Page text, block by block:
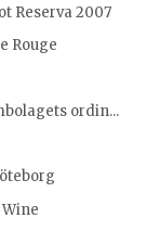
Reserva 2007
Rouge
ordin...